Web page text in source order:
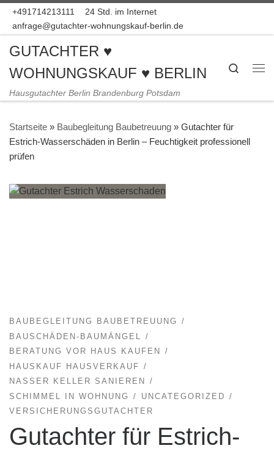
Zum Inhalt springen
+491714213111
24 Std. im Internet
anfrage@gutachter-wohnungskauf-berlin.de
GUTACHTER ♥
WOHNUNGSKAUF ♥ BERLIN
Hausgutachter Berlin Brandenburg Potsdam
Search
Startseite » Baubegleitung Baubetreuung » Gutachter für
Estrich-Wasserschäden in Berlin – Feuchtigkeit professionell
prüfen
BAUBEGLEITUNG BAUBETREUUNG
BAUSCHÄDEN-BAUMÄNGEL
BERATUNG VOR HAUS KAUFEN
HAUSKAUF HAUSVERKAUF
NASSER KELLER SANIEREN
SCHIMMEL IN WOHNUNG
UNCATEGORIZED
VERSICHERUNGSGUTACHTER
Gutachter für Estrich-